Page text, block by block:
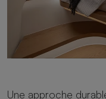
Une approche